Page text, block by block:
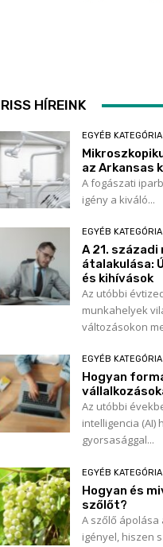
HÍREINK
EGYÉB KATEGÓRIA
az Arkansas
A fogászati
igény a kiváló...
EGYÉB KATEGÓRIA
A 21. századi
átalakulása:
és kihívások
Az utóbbi
munkahelyek
változásokon
EGYÉB KATEGÓRIA
Hogyan
Az utóbbi
intelligencia (AI)
gyorsasággal...
EGYÉB KATEGÓRIA
Hogyan és
szőlőt?
A szőlő
igényel, hiszen